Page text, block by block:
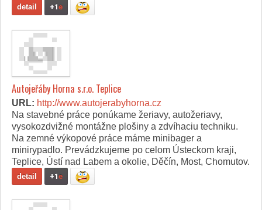
detail +1e
Autojeřáby Horna s.r.o. Teplice
URL: http://www.autojerabyhorna.cz
Na stavebné práce ponúkame žeriavy, autožeriavy,
vysokozdvižné montážne plošiny a zdvíhaciu techniku.
Na zemné výkopové práce máme minibager a
minirypadlo. Prevádzkujeme po celom Ústeckom kraji,
Teplice, Ústí nad Labem a okolie, Děčín, Most, Chomutov.
detail +1e